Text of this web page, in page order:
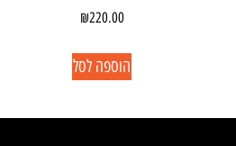
₪220.00
הוספה לסל